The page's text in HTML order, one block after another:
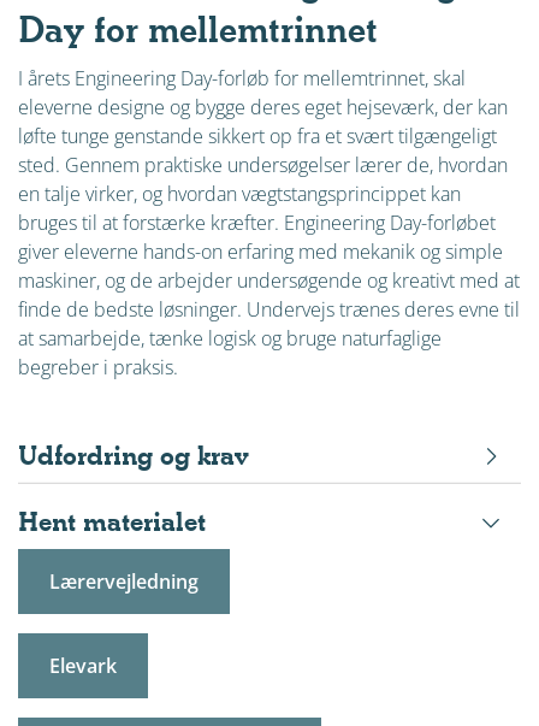
Day for mellemtrinnet
I årets Engineering Day-forløb for mellemtrinnet, skal
eleverne designe og bygge deres eget hejseværk, der kan
løfte tunge genstande sikkert op fra et svært tilgængeligt
sted. Gennem praktiske undersøgelser lærer de, hvordan
en talje virker, og hvordan vægtstangsprincippet kan
bruges til at forstærke kræfter. Engineering Day-forløbet
giver eleverne hands-on erfaring med mekanik og simple
maskiner, og de arbejder undersøgende og kreativt med at
finde de bedste løsninger. Undervejs trænes deres evne til
at samarbejde, tænke logisk og bruge naturfaglige
begreber i praksis.
Udfordring og krav
Hent materialet
Lærervejledning
Elevark